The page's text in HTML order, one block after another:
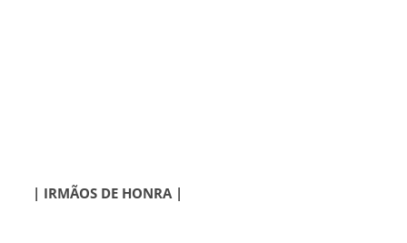
| IRMÃOS DE HONRA |